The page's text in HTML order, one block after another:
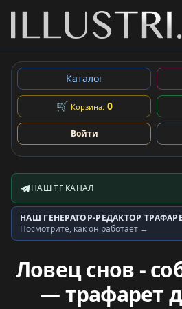
Каталог
🛒 Корзина: 0
Войти
Telegram-канал
НАШ ТГ КАНАЛ
Генератор трафаретов
НАШ ГЕНЕРАТОР-РЕДАКТОР
Посмотрите, как он работает →
Ловец снов -
— трафарет